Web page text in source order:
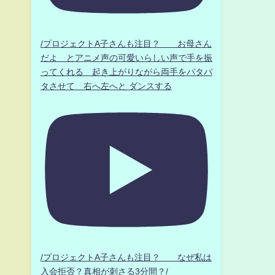
/プロジェクトA子さんも注目？ お母さん
だよ とアニメ声の可愛いらしい声で手を振
ってくれる 起き上がりながら両手をパタパ
タさせて 右へ左へと ダンスする
/プロジェクトA子さんも注目？ なぜ私は
入会拒否？真相が刺さる3分間？/